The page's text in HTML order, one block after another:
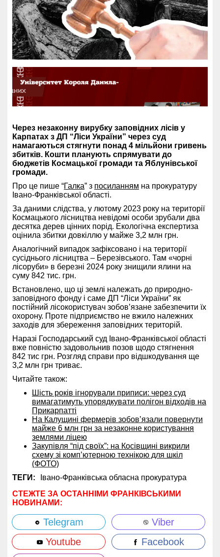
Через незаконну вирубку заповідних лісів у
Карпатах з ДП “Ліси України” через суд
намагаються стягнути понад 4 мільйони гривень
збитків. Кошти планують спрямувати до
бюджетів Космацької громади та Яблунівської
громади.
Про це пише “Галка” з посиланням на прокуратуру
Івано-Франківської області.
За даними слідства, у лютому 2023 року на території
Космацького лісництва невідомі особи зрубали два
десятка дерев цінних порід. Екологічна експертиза
оцінила збитки довкіллю у майже 3,2 млн грн.
Аналогічний випадок зафіксовано і на території
сусіднього лісництва – Березівського. Там «чорні
лісоруби» в березні 2024 року знищили ялини на
суму 842 тис. грн.
Встановлено, що ці землі належать до природно-
заповідного фонду і саме ДП “Ліси України” як
постійний лісокористувач зобов’язане забезпечити їх
охорону. Проте підприємство не вжило належних
заходів для збереження заповідних територій.
Наразі Господарський суд Івано-Франківської області
вже повністю задовольнив позов щодо стягнення
842 тис грн. Розгляд справи про відшкодування ще
3,2 млн грн триває.
Читайте також:
Шість років ігнорували приписи: через суд
вимагатимуть упорядкувати полігон відходів на
Прикарпатті
На Калущині фермерів зобов’язали повернути
майже 6 млн грн за незаконне користування
землями ліцею
Закупівля “під своїх”: на Косівщині викрили
схему зі комп’ютерною технікою для шкіл
(ФОТО)
ТЕГИ:
Івано-Франківська обласна прокуратура
СТЕЖТЕ ЗА ОСТАННІМИ ФРАНКІВСЬКИМИ
НОВИНАМИ:
Telegram
Viber
Youtube
Facebook